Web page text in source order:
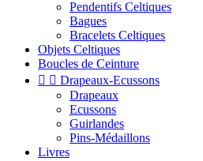
Pendentifs Celtiques
Bagues
Bracelets Celtiques
Objets Celtiques
Boucles de Ceinture
  Drapeaux-Ecussons
Drapeaux
Ecussons
Guirlandes
Pins-Médaillons
Livres